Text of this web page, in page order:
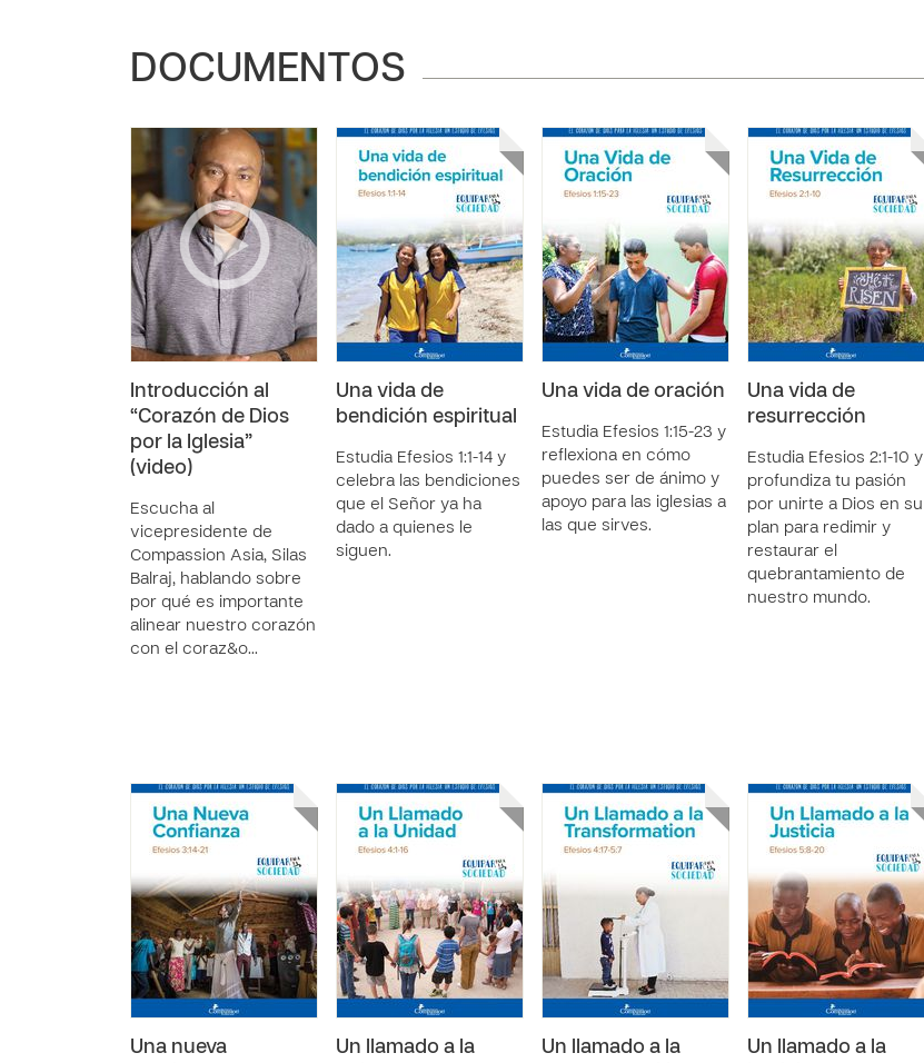
DOCUMENTOS
Introducción al
“Corazón de Dios
por la Iglesia”
(video)
Escucha al
vicepresidente de
Compassion Asia, Silas
Balraj, hablando sobre
por qué es importante
alinear nuestro corazón
con el coraz&o…
Una vida de
bendición espiritual
Estudia Efesios 1:1-14 y
celebra las bendiciones
que el Señor ya ha
dado a quienes le
siguen.
Una vida de oración
Estudia Efesios 1:15-23 y
reflexiona en cómo
puedes ser de ánimo y
apoyo para las iglesias a
las que sirves.
Una vida de
resurrección
Estudia Efesios 2:1-10 y
profundiza tu pasión
por unirte a Dios en su
plan para redimir y
restaurar el
quebrantamiento de
nuestro mundo.
Una nueva
Un llamado a la
Un llamado a la
Un llamado a la